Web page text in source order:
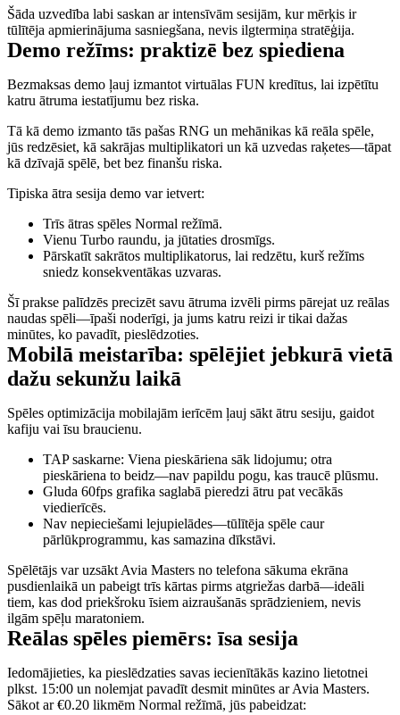
Šāda uzvedība labi saskan ar intensīvām sesijām, kur mērķis ir
tūlītēja apmierinājuma sasniegšana, nevis ilgtermiņa stratēģija.
Demo režīms: praktizē bez spiediena
Bezmaksas demo ļauj izmantot virtuālas FUN kredītus, lai izpētītu
katru ātruma iestatījumu bez riska.
Tā kā demo izmanto tās pašas RNG un mehānikas kā reāla spēle,
jūs redzēsiet, kā sakrājas multiplikatori un kā uzvedas raķetes—tāpat
kā dzīvajā spēlē, bet bez finanšu riska.
Tipiska ātra sesija demo var ietvert:
Trīs ātras spēles Normal režīmā.
Vienu Turbo raundu, ja jūtaties drosmīgs.
Pārskatīt sakrātos multiplikatorus, lai redzētu, kurš režīms
sniedz konsekventākas uzvaras.
Šī prakse palīdzēs precizēt savu ātruma izvēli pirms pārejat uz reālas
naudas spēli—īpaši noderīgi, ja jums katru reizi ir tikai dažas
minūtes, ko pavadīt, pieslēdzoties.
Mobilā meistarība: spēlējiet jebkurā vietā
dažu sekunžu laikā
Spēles optimizācija mobilajām ierīcēm ļauj sākt ātru sesiju, gaidot
kafiju vai īsu braucienu.
TAP saskarne: Viena pieskāriena sāk lidojumu; otra
pieskāriena to beidz—nav papildu pogu, kas traucē plūsmu.
Gluda 60fps grafika saglabā pieredzi ātru pat vecākās
viedierīcēs.
Nav nepieciešami lejupielādes—tūlītēja spēle caur
pārlūkprogrammu, kas samazina dīkstāvi.
Spēlētājs var uzsākt Avia Masters no telefona sākuma ekrāna
pusdienlaikā un pabeigt trīs kārtas pirms atgriežas darbā—ideāli
tiem, kas dod priekšroku īsiem aizraušanās sprādzieniem, nevis
ilgām spēļu maratoniem.
Reālas spēles piemērs: īsa sesija
Iedomājieties, ka pieslēdzaties savas iecienītākās kazino lietotnei
plkst. 15:00 un nolemjat pavadīt desmit minūtes ar Avia Masters.
Sākot ar €0.20 likmēm Normal režīmā, jūs pabeidzat: